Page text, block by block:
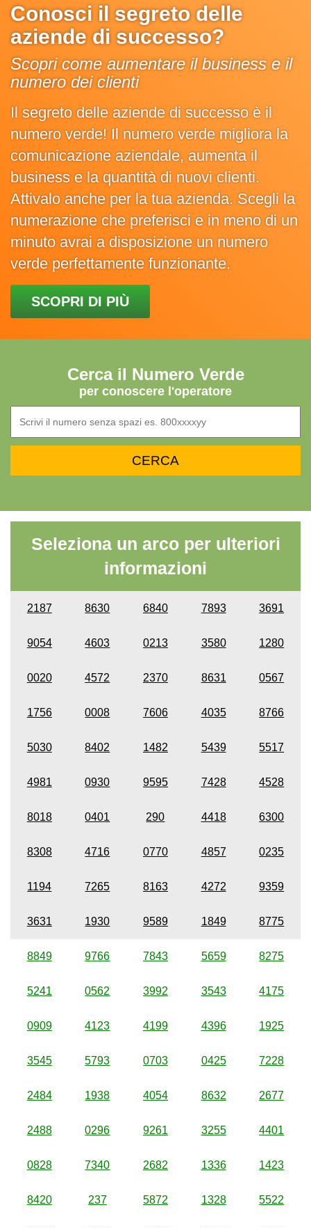
Conosci il segreto delle
aziende di successo?
Scopri come aumentare il business e il
numero dei clienti
Il segreto delle aziende di successo è il
numero verde! Il numero verde migliora la
comunicazione aziendale, aumenta il
business e la quantità di nuovi clienti.
Attivalo anche per la tua azienda. Scegli la
numerazione che preferisci e in meno di un
minuto avrai a disposizione un numero
verde perfettamente funzionante.
SCOPRI DI PIÙ
Cerca il Numero Verde
per conoscere l'operatore
Seleziona un arco per ulteriori
informazioni
2187 8630 6840 7893 3691
9054 4603 0213 3580 1280
0020 4572 2370 8631 0567
1756 0008 7606 4035 8766
5030 8402 1482 5439 5517
4981 0930 9595 7428 4528
8018 0401 290 4418 6300
8308 4716 0770 4857 0235
1194 7265 8163 4272 9359
3631 1930 9589 1849 8775
8849 9766 7843 5659 8275
5241 0562 3992 3543 4175
0909 4123 4199 4396 1925
3545 5793 0703 0425 7228
2484 1938 4054 8632 2677
2488 0296 9261 3255 4401
0828 7340 2682 1336 1423
8420 237 5872 1328 5522